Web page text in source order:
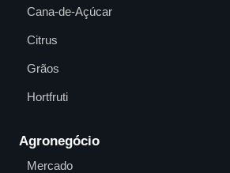
Cana-de-Açúcar
Citrus
Grãos
Hortfruti
Agronegócio
Mercado